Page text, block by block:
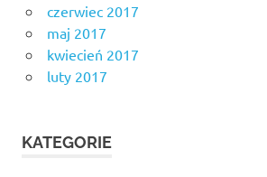
czerwiec 2017
maj 2017
kwiecień 2017
luty 2017
KATEGORIE